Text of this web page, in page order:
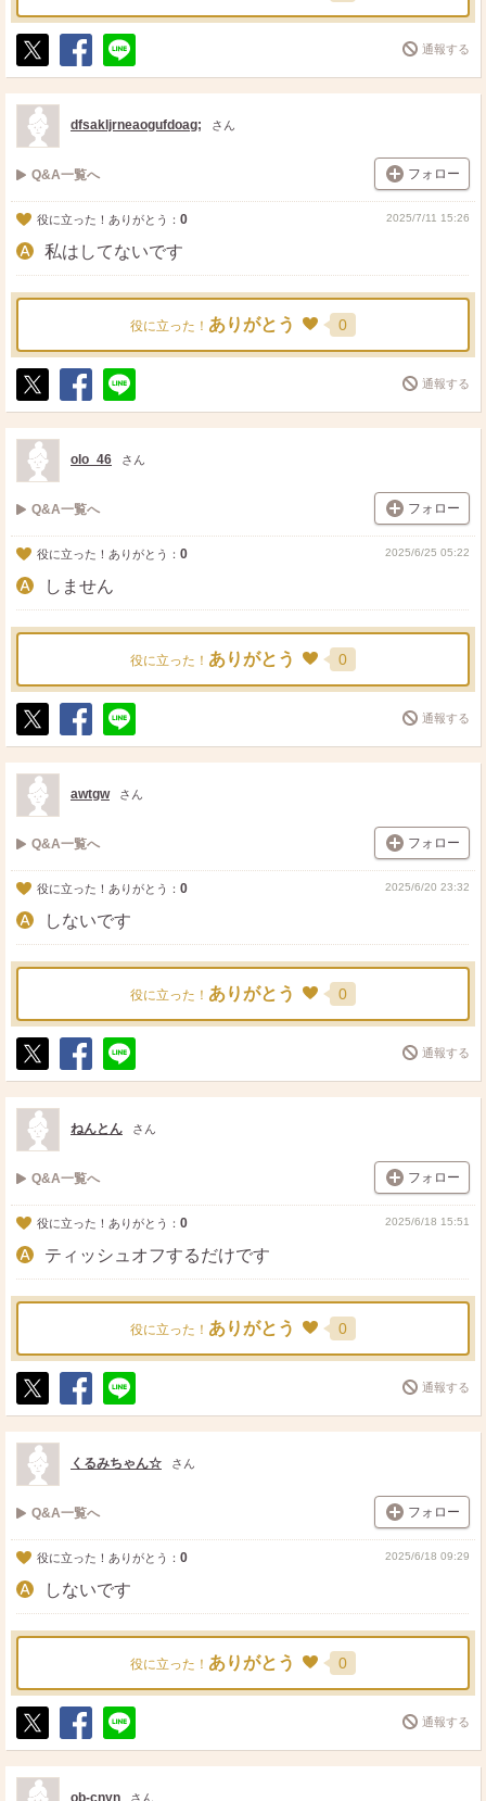
ポ
ス
ト
シ
ェ
送
る
通報する
dfsakljrneaogufdoag; さん
Q&A一覧へ フォロー
役に立った！ありがとう： 0 2025/7/11 15:26
私はしてないです
役に立った！ ありがとう 0
ポ
ス
ト
シ
ェ
送
る
通報する
olo_46 さん
Q&A一覧へ フォロー
役に立った！ありがとう： 0 2025/6/25 05:22
しません
役に立った！ ありがとう 0
ポ
ス
ト
シ
ェ
送
る
通報する
awtgw さん
Q&A一覧へ フォロー
役に立った！ありがとう： 0 2025/6/20 23:32
しないです
役に立った！ ありがとう 0
ポ
ス
ト
シ
ェ
送
る
通報する
ねんとん さん
Q&A一覧へ フォロー
役に立った！ありがとう： 0 2025/6/18 15:51
ティッシュオフするだけです
役に立った！ ありがとう 0
ポ
ス
ト
シ
ェ
送
る
通報する
くるみちゃん☆ さん
Q&A一覧へ フォロー
役に立った！ありがとう： 0 2025/6/18 09:29
しないです
役に立った！ ありがとう 0
ポ
ス
ト
シ
ェ
送
る
通報する
ob-cnyn さん